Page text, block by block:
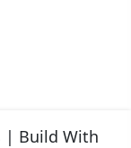
| Build With